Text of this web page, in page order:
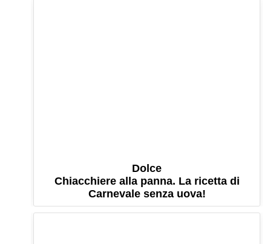
Dolce
Chiacchiere alla panna. La ricetta di
Carnevale senza uova!